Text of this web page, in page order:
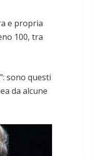
e propria
100, tra
sono questi
da alcune